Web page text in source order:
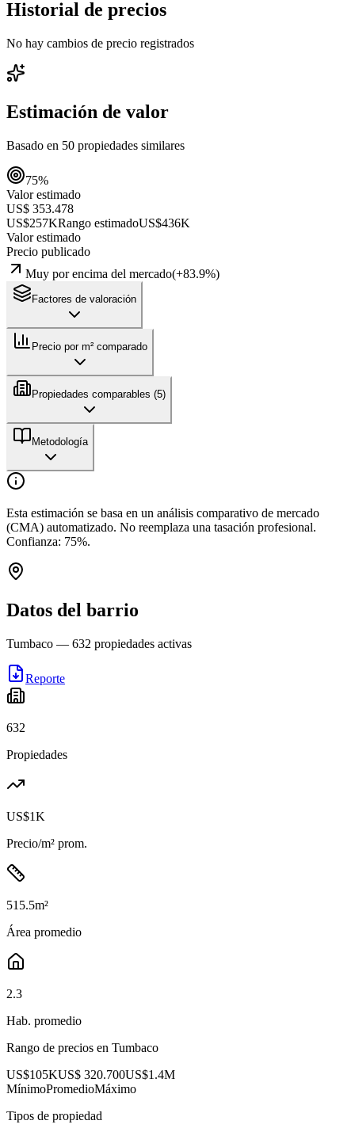
Historial de precios
No hay cambios de precio registrados
Estimación de valor
Basado en 50 propiedades similares
75%
Valor estimado
US$ 353.478
US$257KRango estimadoUS$436K
Valor estimado
Precio publicado
Muy por encima del mercado(+83.9%)
Factores de valoración
Precio por m² comparado
Propiedades comparables (5)
Metodología
Esta estimación se basa en un análisis comparativo de mercado
(CMA) automatizado. No reemplaza una tasación profesional.
Confianza: 75%.
Datos del barrio
Tumbaco — 632 propiedades activas
Reporte
632
Propiedades
US$1K
Precio/m² prom.
515.5m²
Área promedio
2.3
Hab. promedio
Rango de precios en Tumbaco
US$105KUS$ 320.700US$1.4M
MínimoPromedioMáximo
Tipos de propiedad